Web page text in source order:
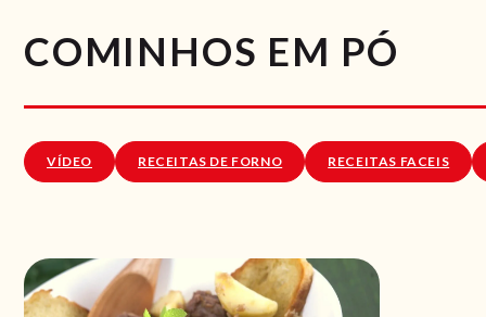
COMINHOS EM PÓ
VÍDEO RECEITAS DE FORNO RECEITAS FACEIS